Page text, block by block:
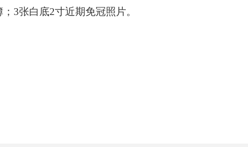
3张白底2寸近期免冠照片。